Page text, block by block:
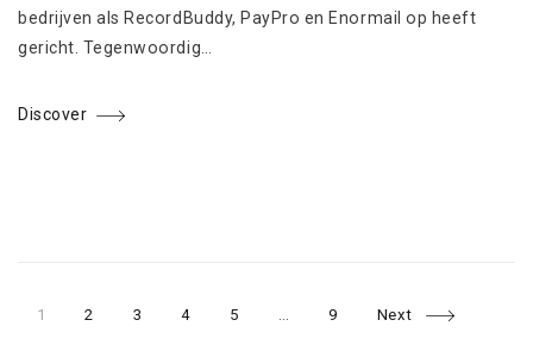
bedrijven als RecordBuddy, PayPro en Enormail op heeft
gericht. Tegenwoordig…
Discover
Posts
Page
1
Page
2
Page
3
Page
4
Page
5 …
Page
9 Next